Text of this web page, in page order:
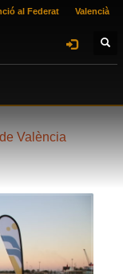
al Federat Valencià
València